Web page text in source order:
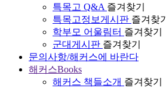
특목고 Q&A 즐겨찾기
특목고정보게시판 즐겨찾기
학부모 어울림터 즐겨찾기
군대게시판 즐겨찾기
문의사항/해커스에 바란다
해커스Books
해커스 책들소개 즐겨찾기